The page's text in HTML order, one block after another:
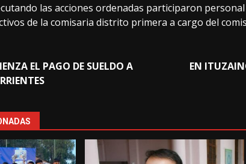
las acciones ordenadas participaron
de la comisaria distrito primera a cargo del
EL PAGO DE SUELDO A
EN